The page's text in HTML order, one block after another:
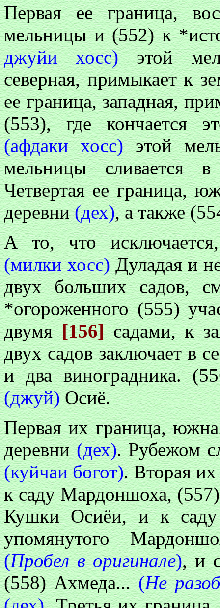
Первая ее граница,
мельницы и (552) к
джуйи хосс)этой
северная, примыкает к
ее граница, западная,
(553), где кончается
(афдаки хосс)этой
мельницы сливается
Четвертая ее граница,
деревни(дех), а также
А то, что
(милки хосс)Дуладая и
двух больших садов,
*огороженного (555)
двумя[156] садами, к
двух садов заключает в
и два виноградника.
(джуй)Осиё.
Первая их граница,
деревни(дех). Рубежом
(куйчаи богот). Вторая
к саду Мардоншоха,
Кушки Осиёи, и к
упомянутого
(Пробел в оригинале), и
(558) Ахмеда...(Нe